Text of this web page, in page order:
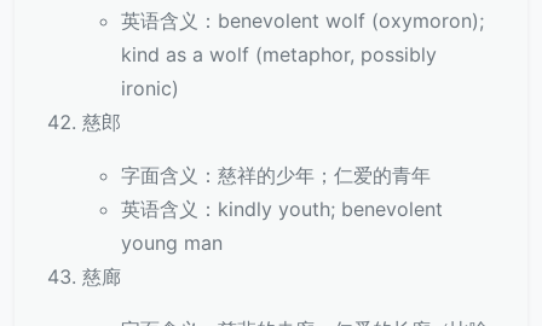
英语含义：benevolent wolf (oxymoron);
kind as a wolf (metaphor, possibly
ironic)
慈郎
字面含义：慈祥的少年；仁爱的青年
英语含义：kindly youth; benevolent
young man
慈廊